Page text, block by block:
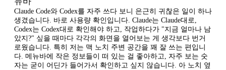
Claude Code와 Codex를 자주 쓰다 보니 은근히 귀찮은 일이 하나
생겼습니다. 바로 사용량 확인입니다. Claude는 Claude대로,
Codex는 Codex대로 확인해야 하고, 작업하다가 "지금 얼마나 남
았지?" 싶을 때마다 각각의 화면을 열어보는 게 생각보다 번거
로웠습니다. 특히 저는 맥 노치 주변 공간을 꽤 잘 쓰는 편입니
다. 메뉴바에 작은 정보들이 떠 있는 걸 좋아하고, 자주 보는 숫
자는 굳이 어딘가 들어가서 확인하고 싶지 않습니다. 아 노치 옆